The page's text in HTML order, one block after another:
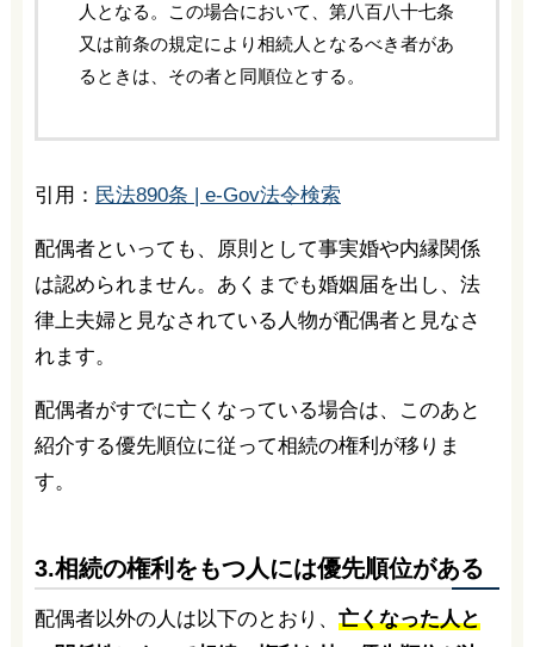
人となる。この場合において、第八百八十七条
又は前条の規定により相続人となるべき者があ
るときは、その者と同順位とする。
引用： 民法890条 | e-Gov法令検索
配偶者といっても、原則として事実婚や内縁関係
は認められません。あくまでも婚姻届を出し、法
律上夫婦と見なされている人物が配偶者と見なさ
れます。
配偶者がすでに亡くなっている場合は、このあと
紹介する優先順位に従って相続の権利が移りま
す。
3.相続の権利をもつ人には優先順位がある
配偶者以外の人は以下のとおり、 亡くなった人と